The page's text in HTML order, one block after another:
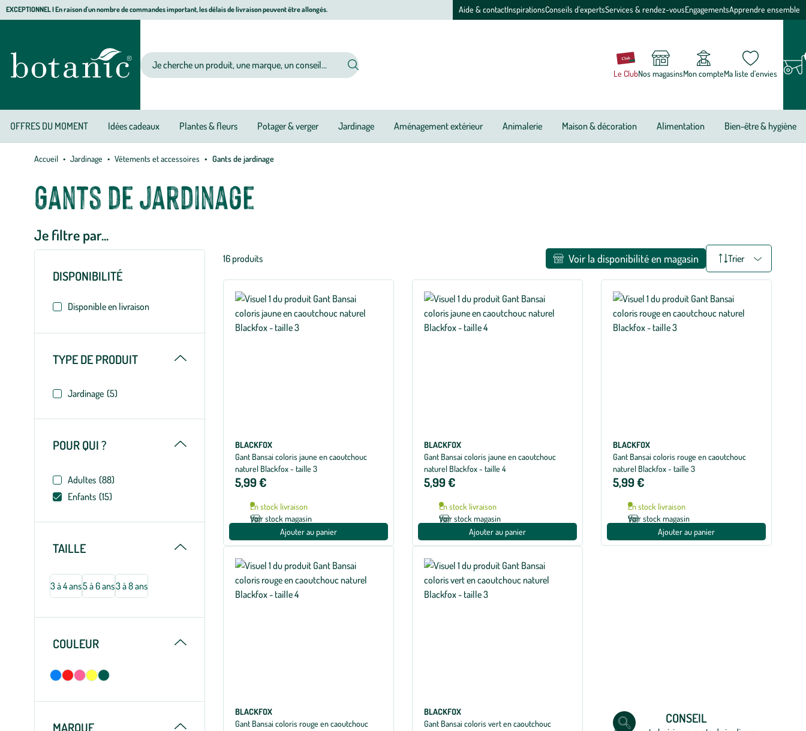
Aller
navigation
Aller
principal
Aller
de
page
EXCEPTIONNEL I En raison d'un nombre de commandes important, les délais de livraison peuvent être allongés. Aide & contactInspirationsConseils d'expertsServices & rendez-vousEngagementsApprendre ensemble
animalerie,
décoration,
botanic®
Votre
recherche
Le ClubNos magasinsMon compteMa liste d’envies
OFFRES DU MOMENT Idées cadeaux Plantes & fleurs Potager & verger Jardinage Aménagement extérieur Animalerie Maison & décoration Alimentation Bien-être & hygiène
Accueil Jardinage Vêtements et accessoires Gants de jardinage
Gants de jardinage
Je filtre par...
DISPONIBILITÉ
Disponible en livraison
TYPE DE PRODUIT Replier
Jardinage (5)
POUR QUI ? Replier
Adultes (88)
Enfants (15)
TAILLE Replier
3 à 4 ans5 à 6 ans3 à 8 ans
COULEUR Replier
MARQUE Replier
des
filtres
appliqués
16 produits Trier
Voir la disponibilité en magasin
BLACKFOX
Gant Bansai coloris jaune en caoutchouc
naturel Blackfox - taille 3
5,99 €
En stock livraison
Voir stock magasin
Ajouter au panier
BLACKFOX
Gant Bansai coloris jaune en caoutchouc
naturel Blackfox - taille 4
5,99 €
En stock livraison
Voir stock magasin
Ajouter au panier
BLACKFOX
Gant Bansai coloris rouge en caoutchouc
naturel Blackfox - taille 3
5,99 €
En stock livraison
Voir stock magasin
Ajouter au panier
BLACKFOX
Gant Bansai coloris rouge en caoutchouc
BLACKFOX
Gant Bansai coloris vert en caoutchouc
CONSEIL